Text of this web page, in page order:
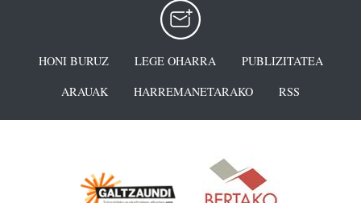
HONI BURUZ LEGE OHARRA
PUBLIZITATEA
ARAUAK
HARREMANETARAKO RSS